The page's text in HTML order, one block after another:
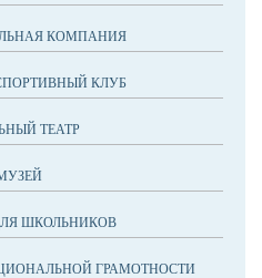
КОМПАНИЯ
КЛУБ
ТЕАТР
ШКОЛЬНИКОВ
ГРАМОТНОСТИ